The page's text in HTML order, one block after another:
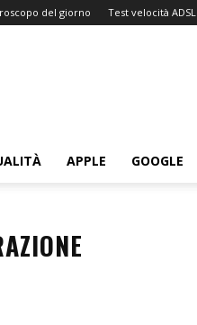
del giorno Test velocità ADSL
APPLE GOOGLE